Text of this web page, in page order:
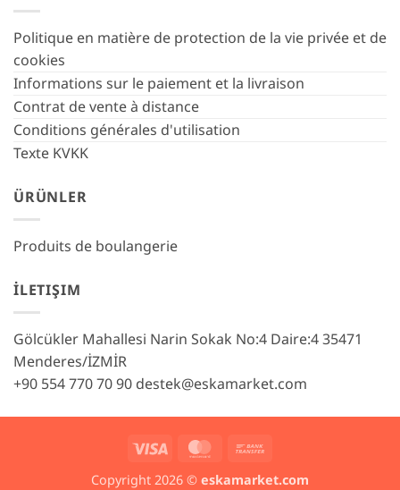
Politique en matière de protection de la vie privée et de
cookies
Informations sur le paiement et la livraison
Contrat de vente à distance
Conditions générales d'utilisation
Texte KVKK
ÜRÜNLER
Produits de boulangerie
İLETIŞIM
Gölcükler Mahallesi Narin Sokak No:4 Daire:4 35471
Menderes/İZMİR
+90 554 770 70 90 destek@eskamarket.com
Visa MasterCard
Copyright 2026 © eskamarket.com